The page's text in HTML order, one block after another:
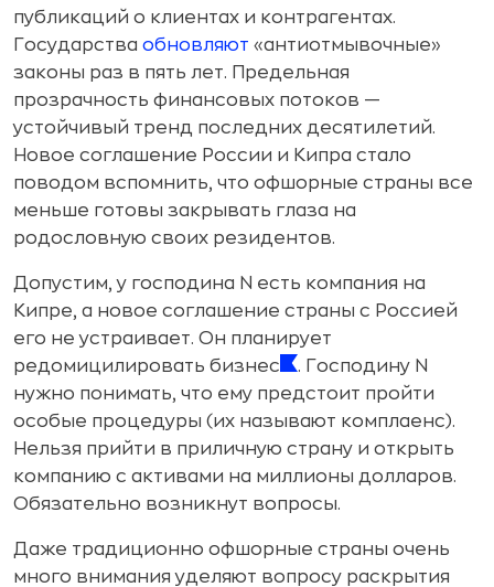
публикаций о клиентах и контрагентах.
Государства обновляют «антиотмывочные»
законы раз в пять лет. Предельная
прозрачность финансовых потоков —
устойчивый тренд последних десятилетий.
Новое соглашение России и Кипра стало
поводом вспомнить, что офшорные страны все
меньше готовы закрывать глаза на
родословную своих резидентов.
Допустим, у господина N есть компания на
Кипре, а новое соглашение страны с Россией
его не устраивает. Он планирует
редомицилировать бизнес
. Господину N
нужно понимать, что ему предстоит пройти
особые процедуры (их называют комплаенс).
Нельзя прийти в приличную страну и открыть
компанию с активами на миллионы долларов.
Обязательно возникнут вопросы.
Даже традиционно офшорные страны очень
много внимания уделяют вопросу раскрытия